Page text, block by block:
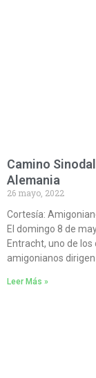
Camino
Alemania
26 mayo, 2022
Cortesía:
El domingo 8 de
Entracht, uno de
amigonianos
Leer Más »